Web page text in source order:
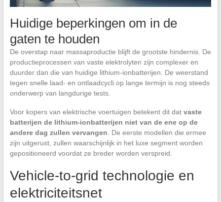
Huidige beperkingen om in de
gaten te houden
De overstap naar massaproductie blijft de grootste hindernis. De
productieprocessen van vaste elektrolyten zijn complexer en
duurder dan die van huidige lithium-ionbatterijen. De weerstand
tegen snelle laad- en ontlaadcycli op lange termijn is nog steeds
onderwerp van langdurige tests.
Voor kopers van elektrische voertuigen betekent dit dat vaste
batterijen de lithium-ionbatterijen niet van de ene op de
andere dag zullen vervangen. De eerste modellen die ermee
zijn uitgerust, zullen waarschijnlijk in het luxe segment worden
gepositioneerd voordat ze breder worden verspreid.
Vehicle-to-grid technologie en
elektriciteitsnet